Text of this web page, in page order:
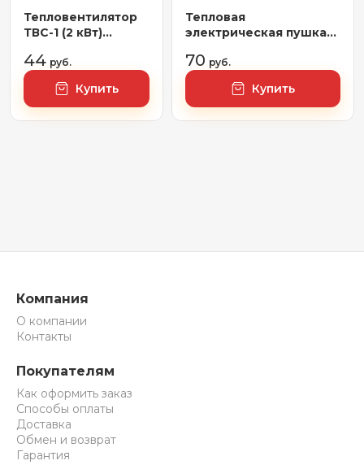
Тепловентилятор
ТВС-1 (2 кВт)
67/2/1
44 руб.
Купить
Тепловая
электрическая пушка
(керам.нагревательный
элемент,круглая)
Ресанта, 67/1/24
70 руб.
Купить
Компания
О компании
Контакты
Покупателям
Как оформить заказ
Способы оплаты
Доставка
Обмен и возврат
Гарантия